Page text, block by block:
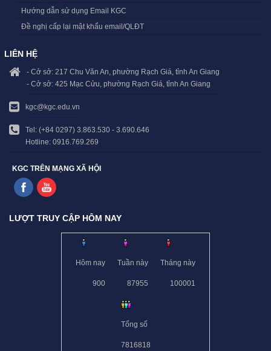
Hướng dẫn sử dụng Email KGC
Đề nghị cấp lại mật khẩu email/QLĐT
LIÊN HỆ
- Cở sở: 217 Chu Văn An, phường Rạch Giá, tỉnh An Giang
- Cở sở: 425 Mạc Cửu, phường Rạch Giá, tỉnh An Giang
kgc@kgc.edu.vn
Tel: (+84 0297) 3.863.530 - 3.690.646
Hotline: 0916.769.269
KGC TRÊN MẠNG XÃ HỘI
LƯỢT TRUY CẬP HÔM NAY
Hôm nay
900
Tuần này
87955
Tháng này
100001
Tổng số
7816818